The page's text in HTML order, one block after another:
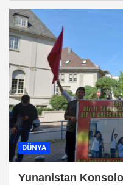
DÜNYA
Yunanistan